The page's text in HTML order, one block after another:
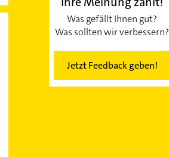
Was gefällt Ihnen gut?
Was sollten wir verbessern?
Jetzt Feedback geben!